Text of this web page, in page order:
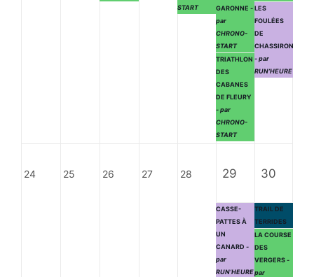
START
GARONNE -
par
CHRONO-
START
TRIATHLON
DES
CABANES
DE FLEURY
- par
CHRONO-
START
LES
FOULÉES
DE
CHASSIRON
- par
RUN’HEURE
24 25 26 27 28 29
CASSE-
PATTES À
UN
CANARD -
par
RUN’HEURE
30
TRAIL DE
TERRIDES
LA COURSE
DES
VERGERS-
par